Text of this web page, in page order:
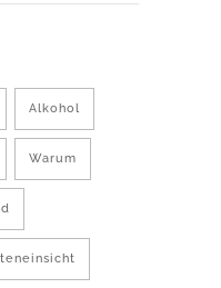
Alkohol
Warum